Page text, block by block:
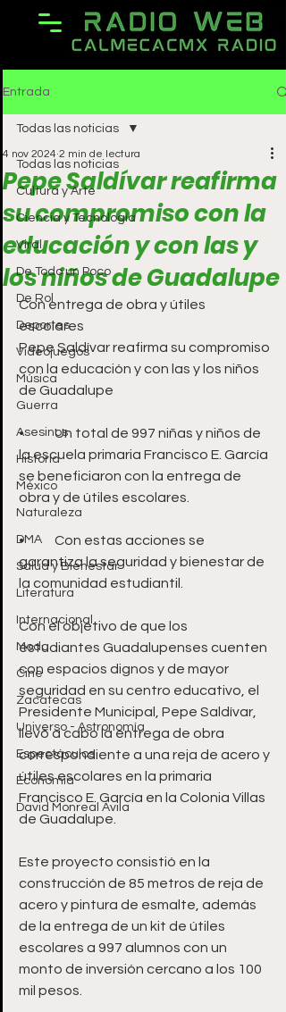
Entrada
Todas las noticias
Cultura y Arte
Ciencia y Tecnología
Viral
De Todo un Poco
De Rol
Deportes
Videojuegos
Música
Guerra
Asesinos
Historia
México
Naturaleza
DMA
Salud y Bienestar
Literatura
Internacional
Moda
Cine
Zacatecas
Universo - Astronomía
Espectáculos
Economía
David Monreal Ávila
Todas las noticias
Pepe Saldívar reafirma
su compromiso con la
educación y con las y
los niños de Guadalupe
4 nov 2024 2 min de lectura
Con entrega de obra y útiles
escolares
Pepe Saldívar reafirma su compromiso
con la educación y con las y los niños
de Guadalupe
•	Un total de 997 niñas y niños de
la escuela primaria Francisco E. García
se beneficiaron con la entrega de
obra y de útiles escolares.
•	Con estas acciones se
garantiza la seguridad y bienestar de
la comunidad estudiantil.
Con el objetivo de que los
estudiantes Guadalupenses cuenten
con espacios dignos y de mayor
seguridad en su centro educativo, el
Presidente Municipal, Pepe Saldívar,
llevó a cabo la entrega de obra
correspondiente a una reja de acero y
útiles escolares en la primaria
Francisco E. García en la Colonia Villas
de Guadalupe.
Este proyecto consistió en la
construcción de 85 metros de reja de
acero y pintura de esmalte, además
de la entrega de un kit de útiles
escolares a 997 alumnos con un
monto de inversión cercano a los 100
mil pesos.